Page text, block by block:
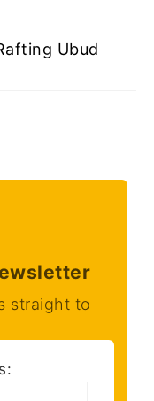
Ubud
straight to